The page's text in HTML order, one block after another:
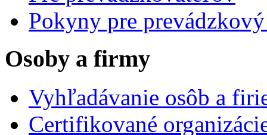
Pokyny pre
Osoby a firmy
Vyhľadávanie osôb a
Certifikované